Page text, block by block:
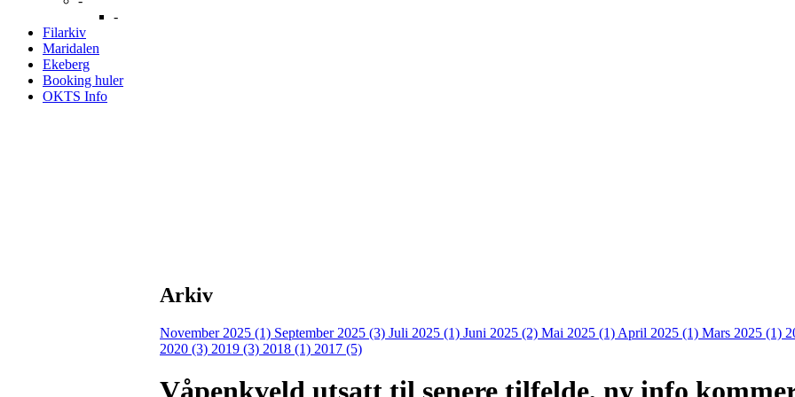
-
Filarkiv
Maridalen
Ekeberg
Booking huler
OKTS Info
Arkiv
November 2025 (1) September 2025 (3) Juli 2025 (1) Juni 2025 (2) Mai 2025 (1) April 2025 (1) Mars 2025 (1)
2020 (3) 2019 (3) 2018 (1) 2017 (5)